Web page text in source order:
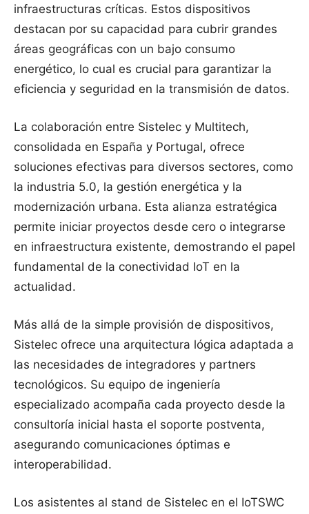
infraestructuras críticas. Estos dispositivos
destacan por su capacidad para cubrir grandes
áreas geográficas con un bajo consumo
energético, lo cual es crucial para garantizar la
eficiencia y seguridad en la transmisión de datos.
La colaboración entre Sistelec y Multitech,
consolidada en España y Portugal, ofrece
soluciones efectivas para diversos sectores, como
la industria 5.0, la gestión energética y la
modernización urbana. Esta alianza estratégica
permite iniciar proyectos desde cero o integrarse
en infraestructura existente, demostrando el papel
fundamental de la conectividad IoT en la
actualidad.
Más allá de la simple provisión de dispositivos,
Sistelec ofrece una arquitectura lógica adaptada a
las necesidades de integradores y partners
tecnológicos. Su equipo de ingeniería
especializado acompaña cada proyecto desde la
consultoría inicial hasta el soporte postventa,
asegurando comunicaciones óptimas e
interoperabilidad.
Los asistentes al stand de Sistelec en el IoTSWC